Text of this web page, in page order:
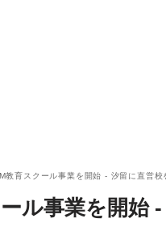
教育スクール事業を開始 - 汐留に直営校
ル事業を開始